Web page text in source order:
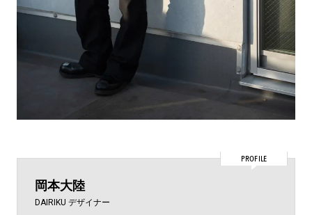
PROFILE
岡本大陸
DAIRIKU デザイナー